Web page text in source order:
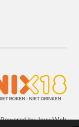
Powered byJouwWeb